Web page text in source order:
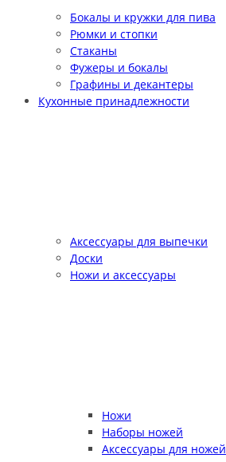
Бокалы и кружки для пива
Рюмки и стопки
Стаканы
Фужеры и бокалы
Графины и декантеры
Кухонные принадлежности
Аксессуары для выпечки
Доски
Ножи и аксессуары
Ножи
Наборы ножей
Аксессуары для ножей